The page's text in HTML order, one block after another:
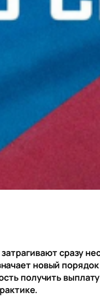
сразу
новый
получить